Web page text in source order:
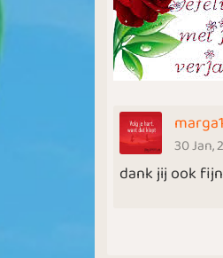
30 Jan,
dank jij ook